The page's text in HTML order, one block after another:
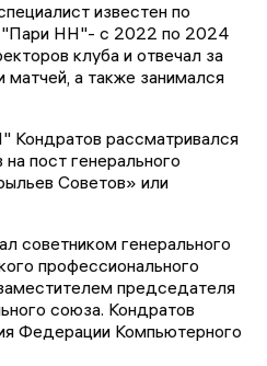
известен по
"Пари НН"- с 2022 по 2024
клуба и отвечал за
а также занимался
рассматривался
пост генерального
Советов» или
советником генерального
профессионального
председателя
союза. Кондратов
Федерации Компьютерного